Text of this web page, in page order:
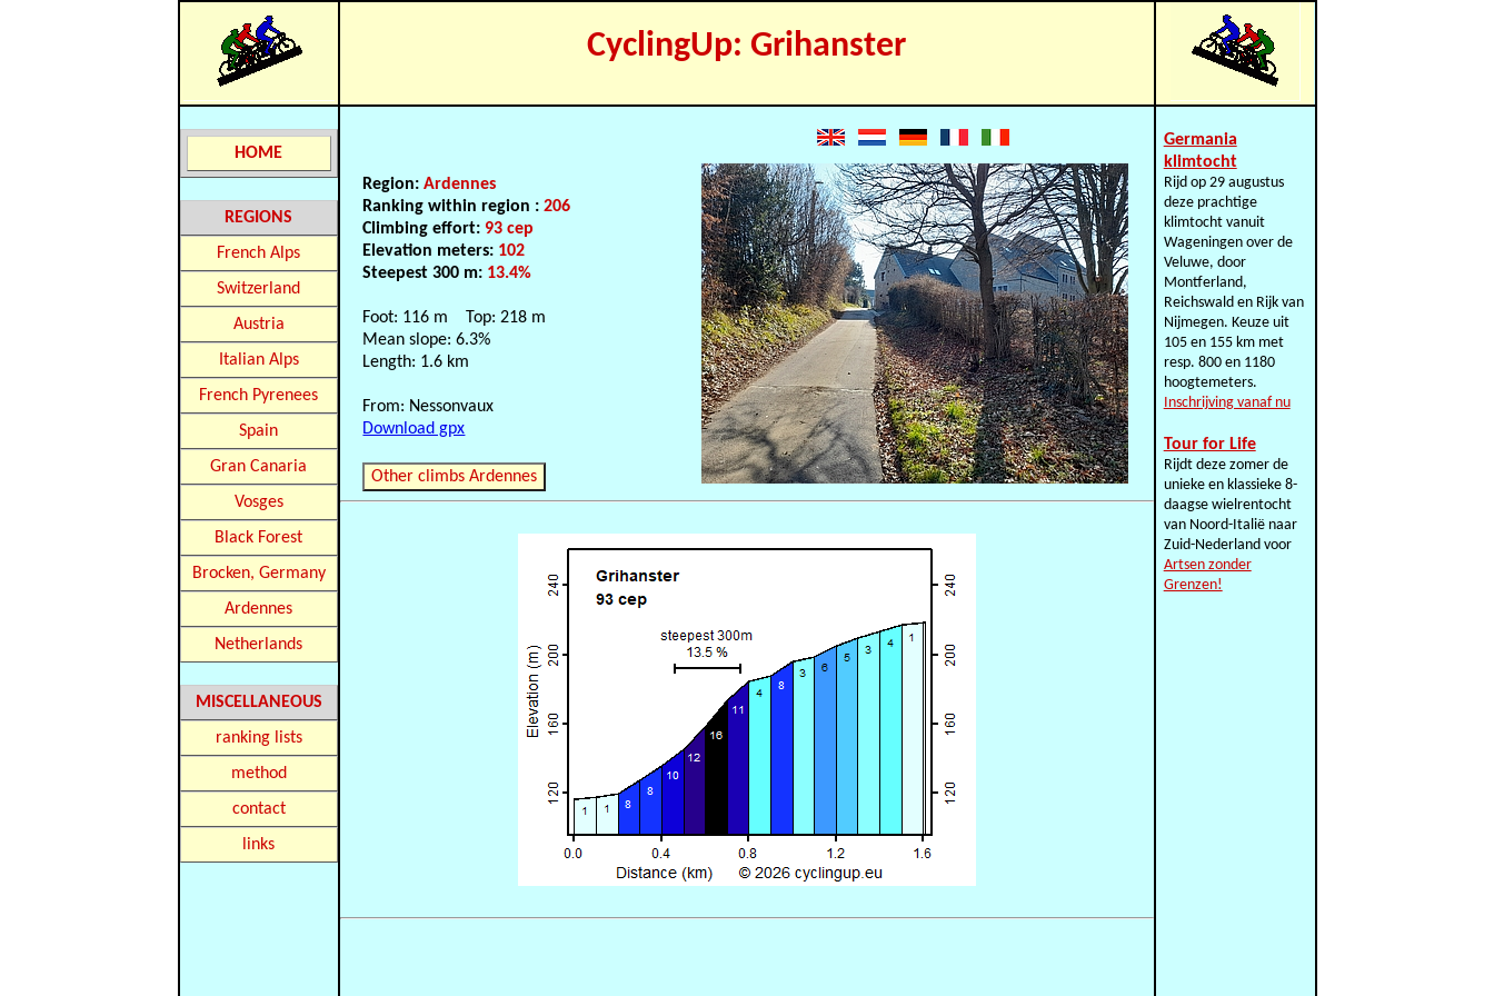
CyclingUp: Grihanster
HOME
REGIONS
French Alps
Switzerland
Austria
Italian Alps
French Pyrenees
Spain
Gran Canaria
Vosges
Black Forest
Brocken, Germany
Ardennes
Netherlands
MISCELLANEOUS
ranking lists
method
contact
links
Region:Ardennes
Ranking within region :206
Climbing effort: 93 cep
Elevation meters: 102
Steepest 300 m: 13.4%
Foot: 116 m Top: 218 m
Mean slope: 6.3%
Length: 1.6 km
From: Nessonvaux
Download gpx
Other climbs Ardennes
Germania
klimtocht
Rijd op 29 augustus
deze prachtige
klimtocht vanuit
Wageningen over de
Veluwe, door
Montferland,
Reichswald en Rijk van
Nijmegen. Keuze uit
105 en 155 km met
resp. 800 en 1180
hoogtemeters.
Inschrijving vanaf nu
Tour for Life
Rijdt deze zomer de
unieke en klassieke 8-
daagse wielrentocht
van Noord-Italië naar
Zuid-Nederland voor
Artsen zonder
Grenzen!